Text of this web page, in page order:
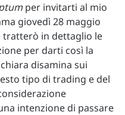
per invitarti al mio
giovedì 28 maggio
tratterò in dettaglio le
per darti così la
disamina sui
tipo di trading e del
intenzione di passare